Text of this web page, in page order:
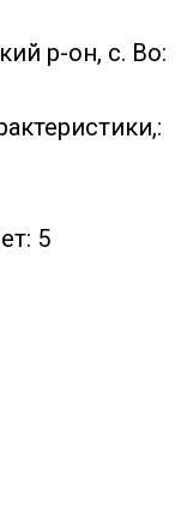
р-он, с. Во:
5